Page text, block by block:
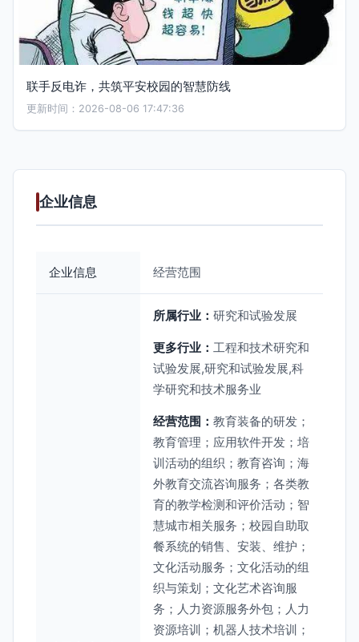
联手反电诈，共筑平安校园的智慧防线
更新时间：2026-08-06 17:47:36
企业信息
企业信息 经营范围
所属行业： 研究和试验发展
更多行业： 工程和技术研究和
试验发展,研究和试验发展,科
学研究和技术服务业
经营范围： 教育装备的研发；
教育管理；应用软件开发；培
训活动的组织；教育咨询；海
外教育交流咨询服务；各类教
育的教学检测和评价活动；智
慧城市相关服务；校园自助取
餐系统的销售、安装、维护；
文化活动服务；文化活动的组
织与策划；文化艺术咨询服
务；人力资源服务外包；人力
资源培训；机器人技术培训；